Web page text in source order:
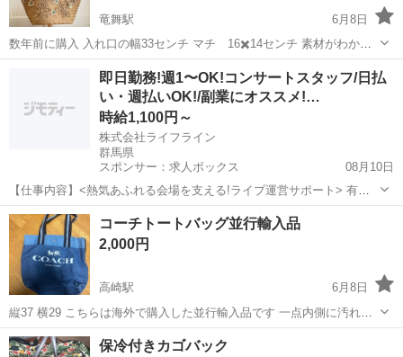
竜舞駅
6月8日
数年前に購入 入れ口の幅33センチ マチ 16✖️14センチ 素材がわから
ないのですが天然素材だと思います 持ち手の部分はグログランリボン
が巻いてあります 小物入れにしても良いと思います
太田市 竜舞駅 バッグ
即日勤務!週1〜OK!コンサートスタッフ/日払
い・週払いOK!/副業にオススメ!…
時給1,100円～
株式会社ライフライン
群馬県
スポンサー：求人ボックス
08月10日
【仕事内容】<熱気あふれる会場を支える!ライブ運営サポート> 有名
アーティストのライブやコンサート会場で、来場者のご案内やグッズ
販売などのサポート業務を行います。 <働きやすいポイント> ・1日だ
けのド短期OK!空いた日だけサクッ...
アルバイト・パート
コーチトートバッグ並行輸入品
2,000円
高崎駅
6月8日
縦37 横29 こちらは海外で購入した並行輸入品です 一点内側に汚れあ
り ご理解ある方のみお願い致します ノークレ、ノーリタでお願いしま
す
群馬 高崎市 高崎駅 バッグ
保冷付きカゴバック